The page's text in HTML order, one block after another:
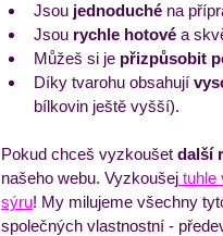
Jsou jednoduché na
Jsou rychle hotové a
Můžeš si je přizpůsobit
Díky tvarohu obsahují
bílkovin ještě vyšší).
Pokud chceš vyzkoušet další
našeho webu. Vyzkoušej tuhle
sýru! My milujeme všechny
společných vlastnostní -